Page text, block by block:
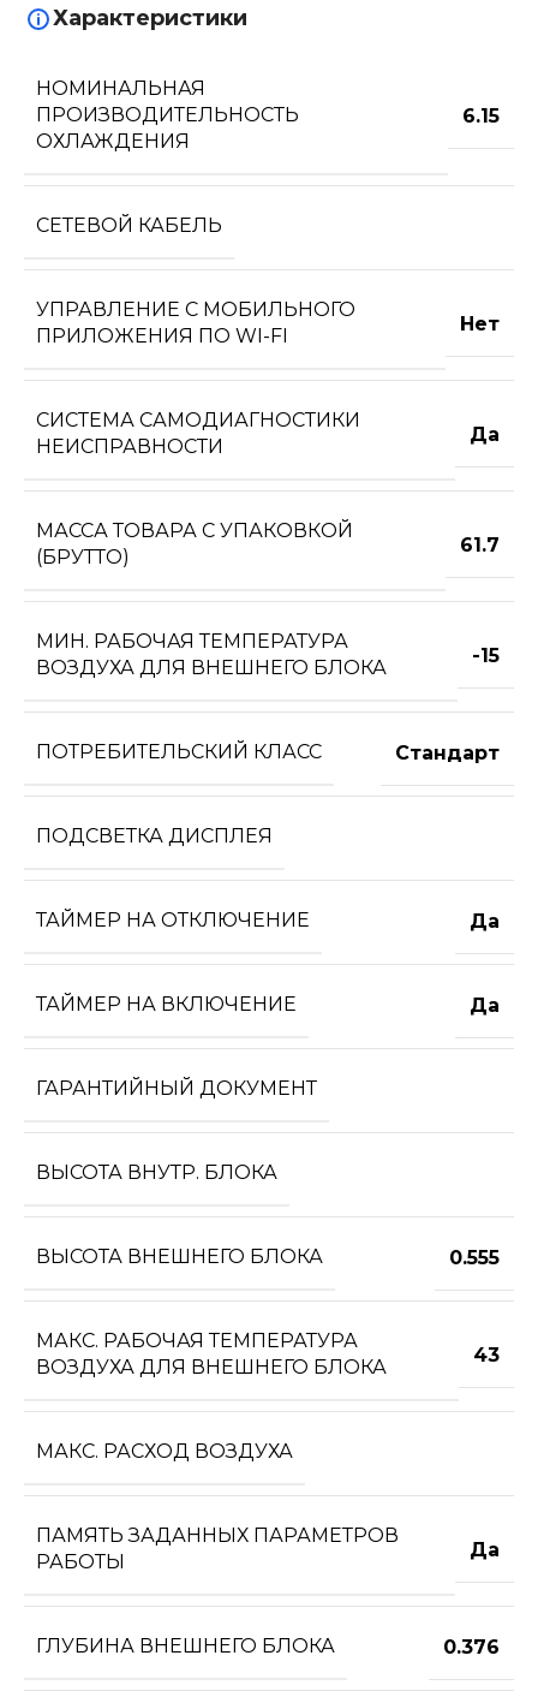
Характеристики
НОМИНАЛЬНАЯ
ПРОИЗВОДИТЕЛЬНОСТЬ
ОХЛАЖДЕНИЯ
6.15
СЕТЕВОЙ КАБЕЛЬ
УПРАВЛЕНИЕ C МОБИЛЬНОГО
ПРИЛОЖЕНИЯ ПО WI-FI
Нет
СИСТЕМА САМОДИАГНОСТИКИ
НЕИСПРАВНОСТИ
Да
МАССА ТОВАРА С УПАКОВКОЙ
(БРУТТО)
61.7
МИН. РАБОЧАЯ ТЕМПЕРАТУРА
ВОЗДУХА ДЛЯ ВНЕШНЕГО БЛОКА
-15
ПОТРЕБИТЕЛЬСКИЙ КЛАСС Стандарт
ПОДСВЕТКА ДИСПЛЕЯ
ТАЙМЕР НА ОТКЛЮЧЕНИЕ Да
ТАЙМЕР НА ВКЛЮЧЕНИЕ Да
ГАРАНТИЙНЫЙ ДОКУМЕНТ
ВЫСОТА ВНУТР. БЛОКА
ВЫСОТА ВНЕШНЕГО БЛОКА 0.555
МАКС. РАБОЧАЯ ТЕМПЕРАТУРА
ВОЗДУХА ДЛЯ ВНЕШНЕГО БЛОКА
43
МАКС. РАСХОД ВОЗДУХА
ПАМЯТЬ ЗАДАННЫХ ПАРАМЕТРОВ
РАБОТЫ
Да
ГЛУБИНА ВНЕШНЕГО БЛОКА 0.376